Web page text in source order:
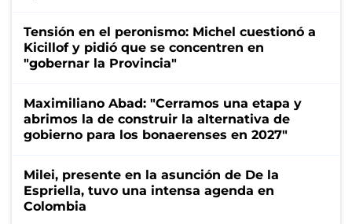
Tensión en el peronismo: Michel cuestionó a
Kicillof y pidió que se concentren en
"gobernar la Provincia"
Maximiliano Abad: "Cerramos una etapa y
abrimos la de construir la alternativa de
gobierno para los bonaerenses en 2027"
Milei, presente en la asunción de De la
Espriella, tuvo una intensa agenda en
Colombia